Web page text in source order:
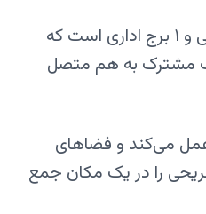
پروژه شامل ۵ برج مسکونی و ۱ برج اداری است که
مشترک به هم متصل
عمل می‌کند و فضاهای
را در یک مکان جمع